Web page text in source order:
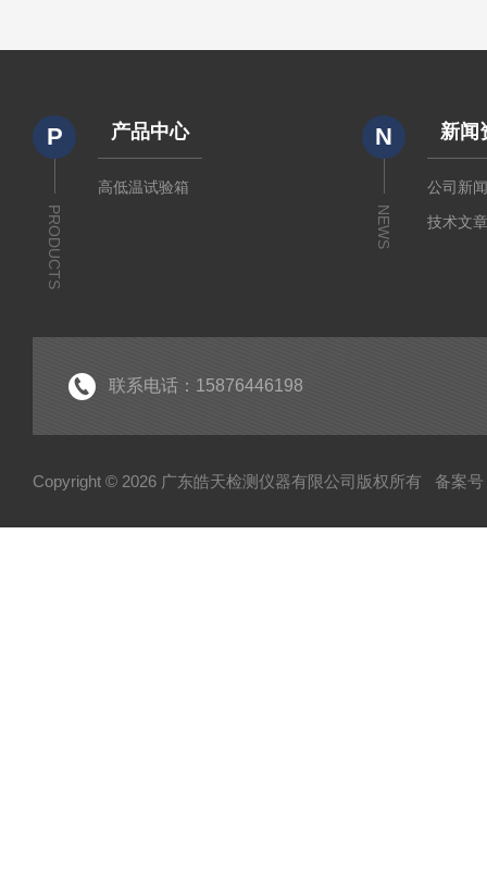
P
PRODUCTS
产品中心
高低温试验箱
N
NEWS
新闻
公司新
技术文
联系电话：15876446198
Copyright © 2026 广东皓天检测仪器有限公司版权所有 备案号